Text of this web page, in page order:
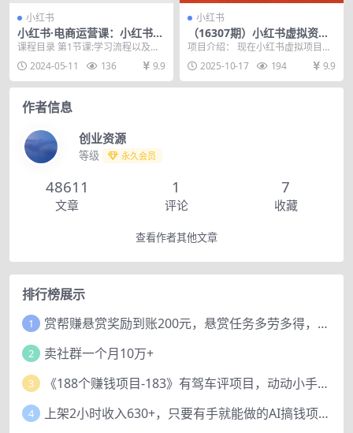
小红书
小红书·电商运营课：小红书开
店流程，小红书电商如何运营
（18节视频课）
课程目录 第1节课:学习流程以及后
续实操流程注意事项 第2节课:小红
书店铺类型解...
2024-05-11 136 9.9
小红书
（16307期）小红书虚拟资料
项目：最新搜索流变现玩法，
0成本简单可复制，一人多店…
项目介绍： 现在小红书虚拟项目，
还是属于前期阶段，优势明显。可
以获得平台流量扶持...
2025-10-17 194 9.9
作者信息
创业资源
等级 永久会员
48611
文章
1
评论
7
收藏
查看作者其他文章
排行榜展示
1 赏帮赚悬赏奖励到账200元，悬赏任务多劳多得，人人可做。
2 卖社群一个月10万+
3 《188个赚钱项目-183》有驾车评项目，动动小手，复制粘贴赚44元！
4 上架2小时收入630+，只要有手就能做的AI搞钱项目，奶奶看完都能学会!